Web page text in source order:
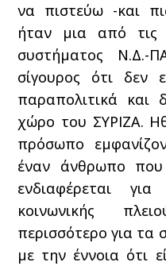
να πιστεύω -και
ήταν μια από τις
συστήματος Ν.Δ.-
σίγουρος ότι δεν
παραπολιτικά και
χώρο του ΣΥΡΙΖΑ.
πρόσωπο
έναν άνθρωπο που
ενδιαφέρεται
κοινωνικής
περισσότερο για
με την έννοια ότι